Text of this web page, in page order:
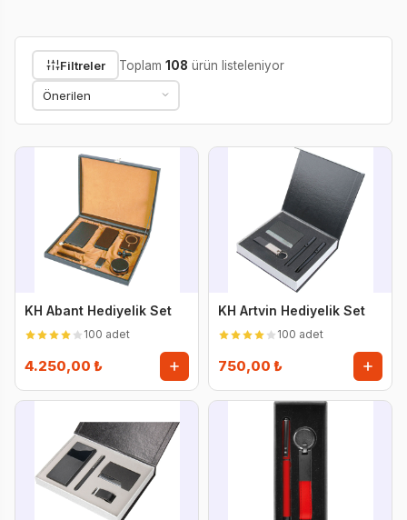
Filtreler Toplam 108 ürün listeleniyor
KH Abant Hediyelik Set
100 adet
4.250,00 ₺
KH Artvin Hediyelik Set
100 adet
750,00 ₺